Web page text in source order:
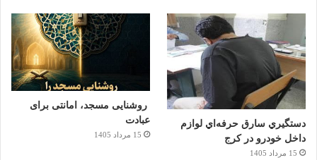
دستگيري سارق حرفه‌اي لوازم
داخل خودرو در کرج
15 مرداد 1405
روشنایی مسجد، امانتی برای
عبادت
15 مرداد 1405